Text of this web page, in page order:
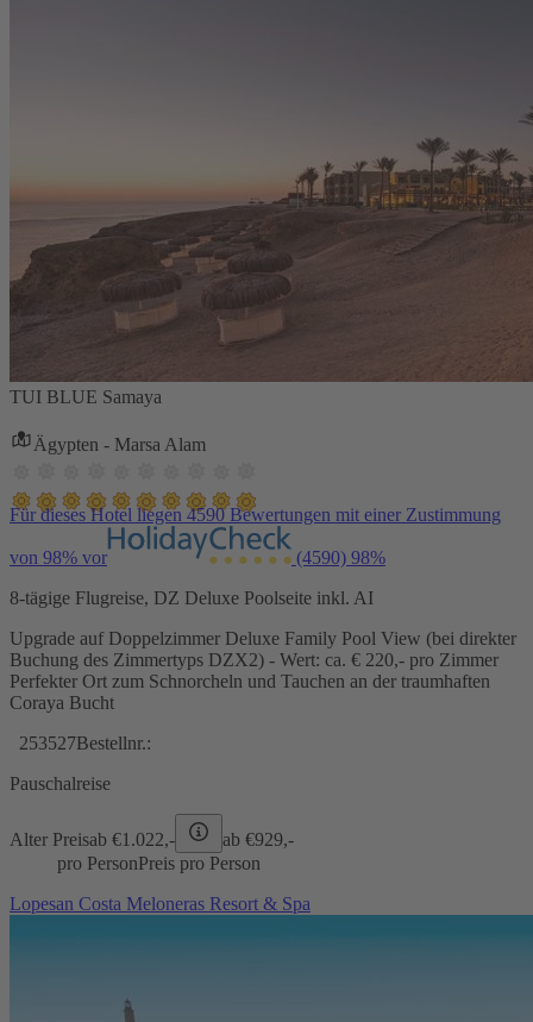
TUI BLUE Samaya
Ägypten - Marsa Alam
Für dieses Hotel liegen 4590 Bewertungen mit einer Zustimmung
von 98% vor (4590) 98%
8-tägige Flugreise, DZ Deluxe Poolseite inkl. AI
Upgrade auf Doppelzimmer Deluxe Family Pool View (bei direkter
Buchung des Zimmertyps DZX2) - Wert: ca. € 220,- pro Zimmer
Perfekter Ort zum Schnorcheln und Tauchen an der traumhaften
Coraya Bucht
253527Bestellnr.:
Pauschalreise
Alter Preisab €1.022,- ab €929,-
pro PersonPreis pro Person
Lopesan Costa Meloneras Resort & Spa